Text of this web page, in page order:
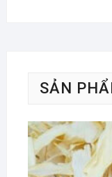
SẢN